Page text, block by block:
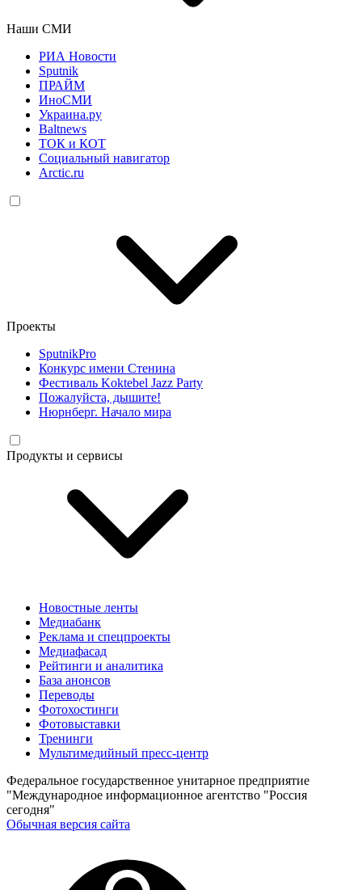
Наши СМИ
РИА Новости
Sputnik
ПРАЙМ
ИноСМИ
Украина.ру
Baltnews
ТОК и КОТ
Социальный навигатор
Arctic.ru
Проекты
SputnikPro
Конкурс имени Стенина
Фестиваль Koktebel Jazz Party
Пожалуйста, дышите!
Нюрнберг. Начало мира
Продукты и сервисы
Новостные ленты
Медиабанк
Реклама и спецпроекты
Медиафасад
Рейтинги и аналитика
База анонсов
Переводы
Фотохостинги
Фотовыставки
Тренинги
Мультимедийный пресс-центр
Федеральное государственное унитарное предприятие
"Международное информационное агентство "Россия
сегодня"
Обычная версия сайта